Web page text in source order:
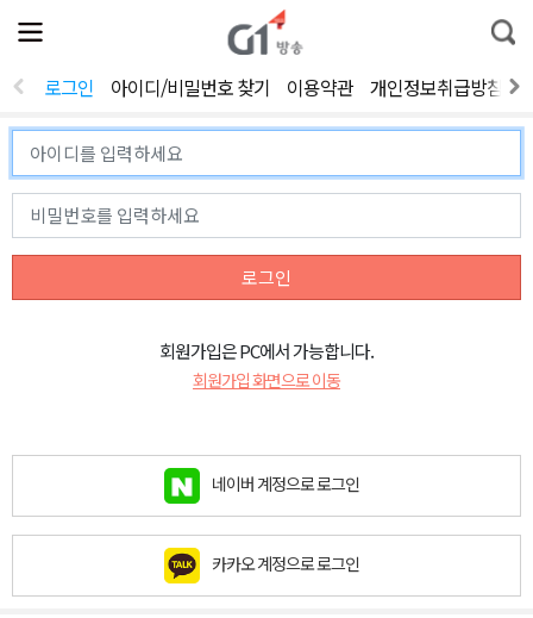
전
체
뉴
열
통
합
색
로그인 아이디/비밀번호 찾기 이용약관 개인정보취급방침
로그인
회원가입은 PC에서 가능합니다.
회원가입 화면으로 이동
네이버 계정으로 로그인
카카오 계정으로 로그인